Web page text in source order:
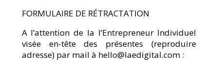
FORMULAIRE DE RÉTRACTATION
A l’attention de la l’Entrepreneur Individuel
visée en-tête des présentes (reproduire
adresse) par mail à hello@laedigital.com :